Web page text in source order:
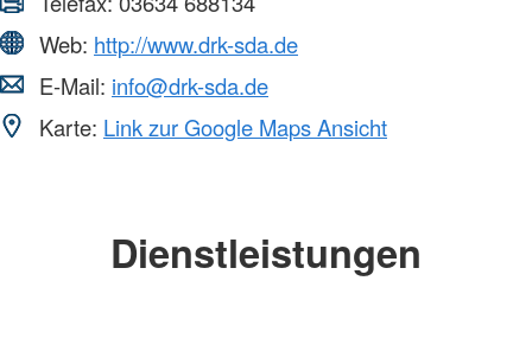
Web: http://www.drk-sda.de
E-Mail: info@drk-sda.de
Karte: Link zur Google Maps Ansicht
Dienstleistungen